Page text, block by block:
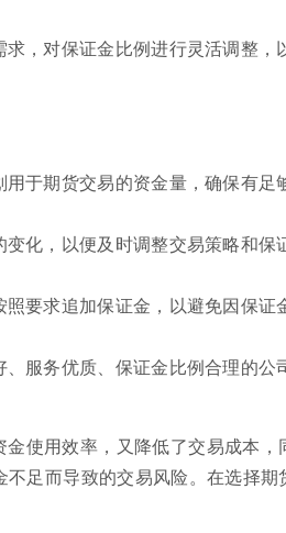
，对保证金比例进行灵活调整，
于期货交易的资金量，确保有足
化，以便及时调整交易策略和保
要求追加保证金，以避免因保证
服务优质、保证金比例合理的公
使用效率，又降低了交易成本，
足而导致的交易风险。在选择期